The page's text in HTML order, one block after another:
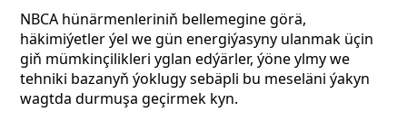
NBCA hünärmenleriniň bellemegine görä,
häkimiýetler ýel we gün energiýasyny ulanmak üçin
giň mümkinçilikleri yglan edýärler, ýöne ylmy we
tehniki bazanyň ýoklugy sebäpli bu meseläni ýakyn
wagtda durmuşa geçirmek kyn.